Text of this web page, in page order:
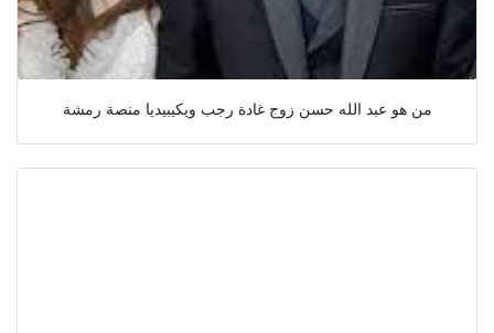
من هو عبد الله حسن زوج غادة رجب ويكيبيديا منصة رمشة